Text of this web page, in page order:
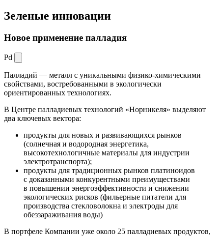
Зеленые инновации
Новое применение палладия
Pd
Палладий — металл с уникальными физико-химическими
свойствами, востребованными в экологически
ориентированных технологиях.
В Центре палладиевых технологий «Норникеля» выделяют
два ключевых вектора:
продукты для новых и развивающихся рынков
(солнечная и водородная энергетика,
высокотехнологичные материалы для индустрии
электротранспорта);
продукты для традиционных рынков платиноидов
с доказанными конкурентными преимуществами
в повышении энергоэффективности и снижении
экологических рисков (фильерные питатели для
производства стекловолокна и электроды для
обеззараживания воды)
В портфеле Компании уже около 25 палладиевых продуктов,